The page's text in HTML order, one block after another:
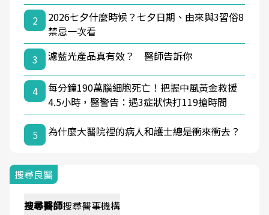
2
2026七夕什麼時候？七夕日期、由來與3習俗8
禁忌一次看
3
濾藍光產品真有效？ 醫師告訴你
4
每分鐘190萬腦細胞死亡！把握中風黃金救援
4.5小時，醫警告：遇3症狀快打119搶時間
5 為什麼大醫院裡的病人和護士總是衝來衝去？
搜尋良醫
搜尋醫師搜尋醫事機構